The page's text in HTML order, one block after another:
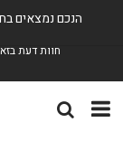
הנכם נמצאים
חוות דעת